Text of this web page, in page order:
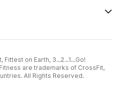
on Earth, 3...2...1...Go!
are trademarks of CrossFit,
All Rights Reserved.